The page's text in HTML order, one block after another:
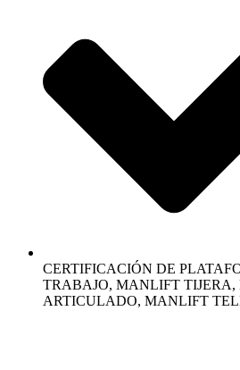
CERTIFICACIÓN DE
TRABAJO, MANLIFT
ARTICULADO, MANLIFT